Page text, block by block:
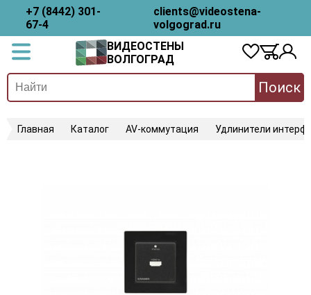
+7 (8442) 301-
67-4
clients@videostena-
volgograd.ru
ВИДЕОСТЕНЫ
ВОЛГОГРАД
Поиск
Главная Каталог AV-коммутация Удлинители